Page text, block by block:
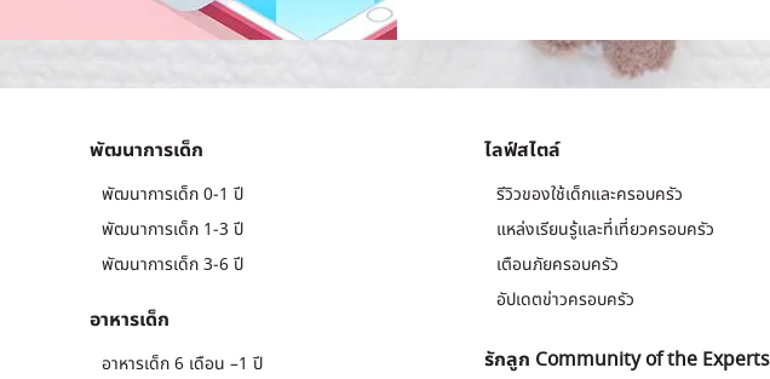
พัฒนาการเด็ก
พัฒนาการเด็ก 0-1 ปี
พัฒนาการเด็ก 1-3 ปี
พัฒนาการเด็ก 3-6 ปี
อาหารเด็ก
อาหารเด็ก 6 เดือน –1 ปี
ไลฟ์สไตล์
รีวิวของใช้เด็กและครอบครัว
แหล่งเรียนรู้และที่เที่ยวครอบครัว
เตือนภัยครอบครัว
อัปเดตข่าวครอบครัว
รักลูก Community of the Experts